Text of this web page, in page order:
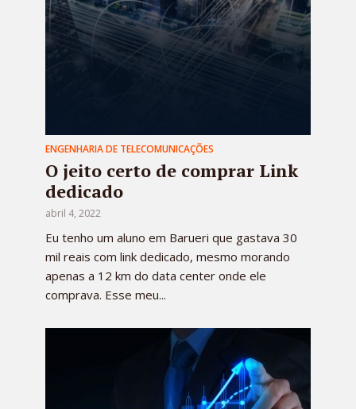
ENGENHARIA DE TELECOMUNICAÇÕES
O jeito certo de comprar Link
dedicado
abril 4, 2022
Eu tenho um aluno em Barueri que gastava 30
mil reais com link dedicado, mesmo morando
apenas a 12 km do data center onde ele
comprava. Esse meu...